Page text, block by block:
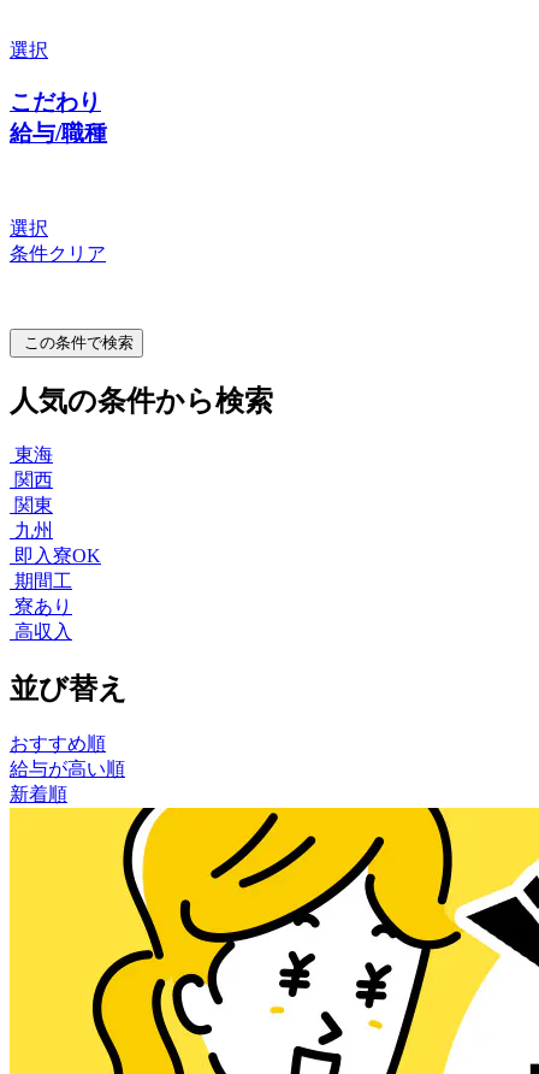
選択
こだわり
給与/職種
選択
条件クリア
この条件で検索
人気の条件から検索
東海
関西
関東
九州
即入寮OK
期間工
寮あり
高収入
並び替え
おすすめ順
給与が高い順
新着順